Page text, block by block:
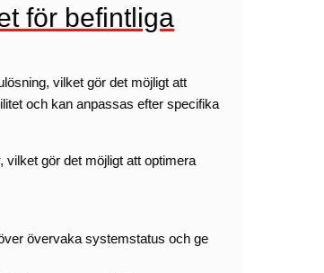
för befintliga
vilket gör det möjligt att
och kan anpassas efter specifika
gör det möjligt att optimera
övervaka systemstatus och ge